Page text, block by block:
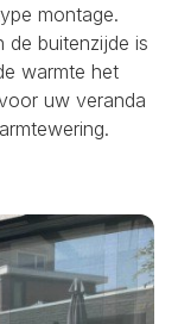
montage.
buitenzijde is
warmte het
uw veranda